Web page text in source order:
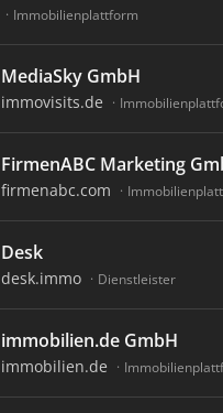
Immobilienplattform
MediaSky GmbH
immovisits.de
FirmenABC Marketing
firmenabc.com
Desk
desk.immo Dienstleister
immobilien.de GmbH
immobilien.de